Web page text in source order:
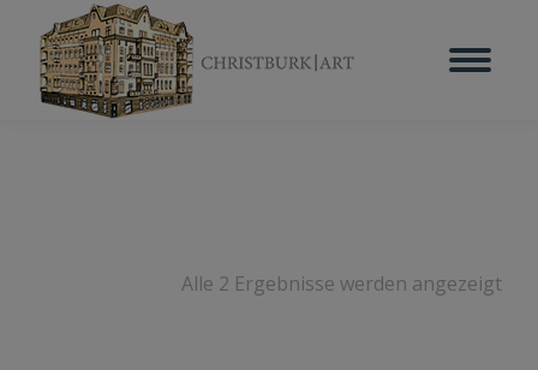
Alle 2 Ergebnisse werden angezeigt